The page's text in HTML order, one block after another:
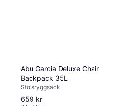
Abu Garcia Deluxe Chair
Backpack 35L
Stolsryggsäck
659 kr